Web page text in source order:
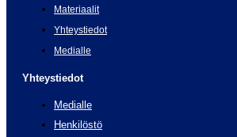
Materiaalit
Yhteystiedot
Medialle
Yhteystiedot
Medialle
Henkilöstö